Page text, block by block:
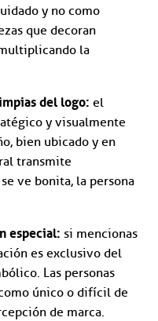
y no como
que decoran
la
del logo: el
y visualmente
bien ubicado y en
transmite
ve bonita, la persona
especial: si mencionas
es exclusivo del
Las personas
único o difícil de
de marca.